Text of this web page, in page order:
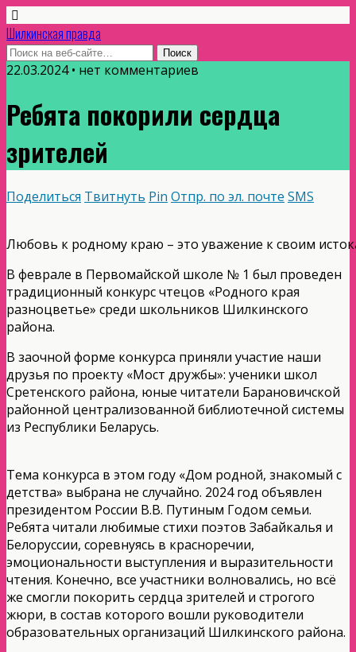
Шилкинская правда
22.03.2024 • нет комментариев
Ребята покорили сердца
зрителей
Поделиться Твитнуть Pin Отпр. по эл. почте SMS
Любовь к родному краю – это уважение к своим
В феврале в Первомайской школе № 1 был проведен
традиционный конкурс чтецов «Родного края
разноцветье» среди школьников Шилкинского
района.
В заочной форме конкурса приняли участие наши
друзья по проекту «Мост дружбы»: ученики школ
Сретенского района, юные читатели Барановичской
районной централизованной библиотечной системы
из Республики Беларусь.
Тема конкурса в этом году «Дом родной, знакомый с
детства» выбрана не случайно. 2024 год объявлен
президентом России В.В. Путиным Годом семьи.
Ребята читали любимые стихи поэтов Забайкалья и
Белоруссии, соревнуясь в красноречии,
эмоциональности выступления и выразительности
чтения. Конечно, все участники волновались, но всё
же смогли покорить сердца зрителей и строгого
жюри, в состав которого вошли руководители
образовательных организаций Шилкинского района.